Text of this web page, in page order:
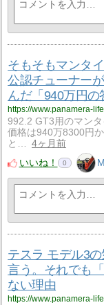
そもそもマンタ
公認チューナー
んだ「940万円の
https://www.panamera-
992.2 GT3用のマンタ
価格は940万8300円
と…
4ヶ月前
いいね！
0
テスラ モデル3
言う。それでも
ない理由
https://www.panamera-